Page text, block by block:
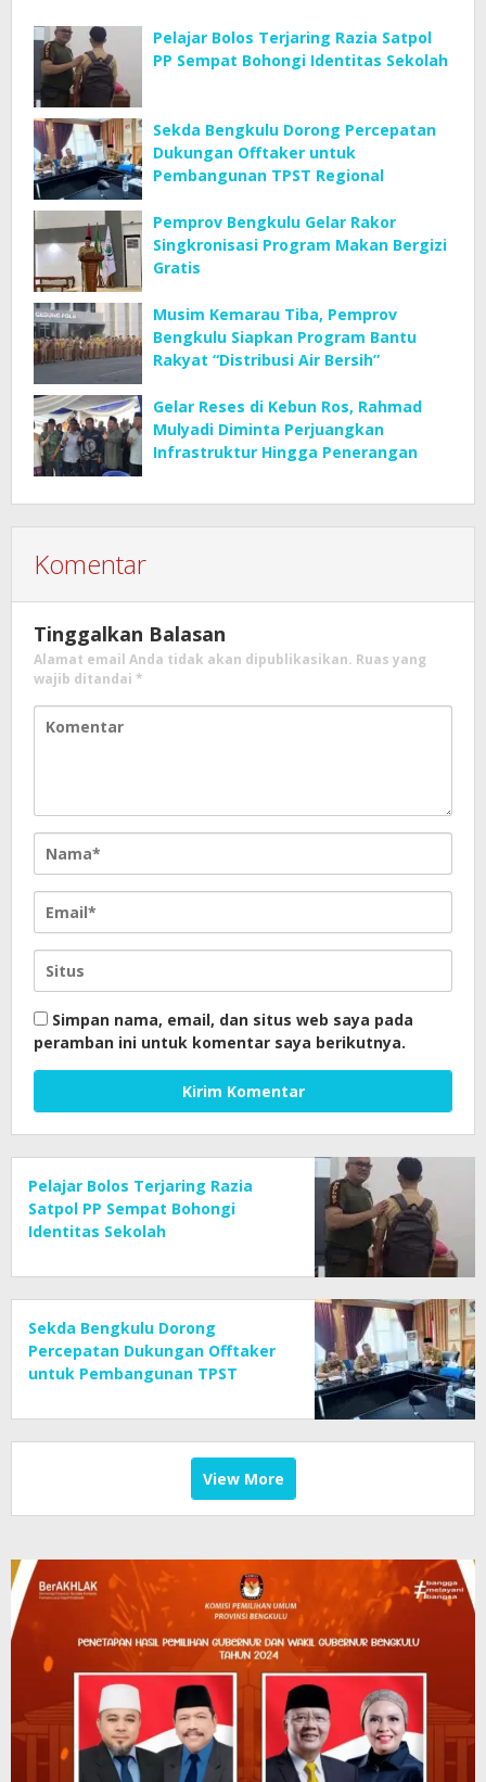
Pelajar Bolos Terjaring Razia Satpol
PP Sempat Bohongi Identitas Sekolah
Sekda Bengkulu Dorong Percepatan
Dukungan Offtaker untuk
Pembangunan TPST Regional
Pemprov Bengkulu Gelar Rakor
Singkronisasi Program Makan Bergizi
Gratis
Musim Kemarau Tiba, Pemprov
Bengkulu Siapkan Program Bantu
Rakyat “Distribusi Air Bersih”
Gelar Reses di Kebun Ros, Rahmad
Mulyadi Diminta Perjuangkan
Infrastruktur Hingga Penerangan
Komentar
Tinggalkan Balasan
Alamat email Anda tidak akan dipublikasikan. Ruas yang
wajib ditandai *
Simpan nama, email, dan situs web saya pada
peramban ini untuk komentar saya berikutnya.
Pelajar Bolos Terjaring Razia
Satpol PP Sempat Bohongi
Identitas Sekolah
Sekda Bengkulu Dorong
Percepatan Dukungan Offtaker
untuk Pembangunan TPST
View More